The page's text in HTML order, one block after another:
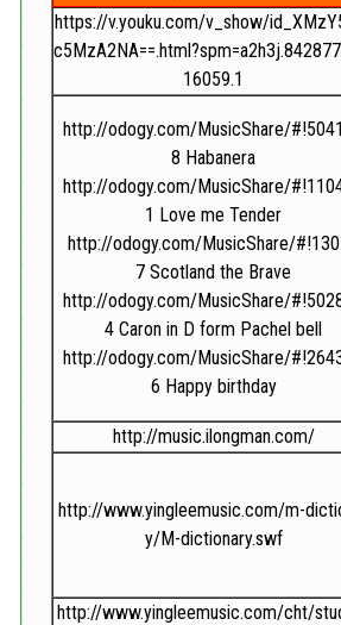
https://v.youku.com/v_show/
16059.1
http://odogy.com/MusicShare/
8 Habanera
http://odogy.com/MusicShare/
1 Love me Tender
http://odogy.com/MusicShare/
7 Scotland the Brave
http://odogy.com/MusicShare/
4 Caron in D form Pachel bell
http://odogy.com/MusicShare/
6 Happy birthday
http://music.ilongman.com/
http://www.yingleemusic.com/m-
y/M-dictionary.swf
http://www.yingleemusic.com/cht/